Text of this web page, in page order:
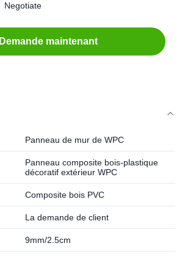
Negotiate
Demande maintenant
Panneau de mur de WPC
Panneau composite bois-plastique
décoratif extérieur WPC
Composite bois PVC
La demande de client
9mm/2.5cm